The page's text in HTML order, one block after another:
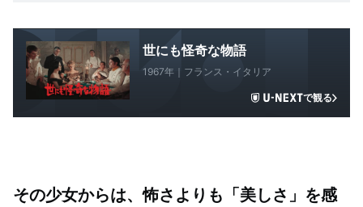
世にも怪奇な物語
1967年｜フランス・イタリア
で観る
その少女からは、怖さよりも「美しさ」を感